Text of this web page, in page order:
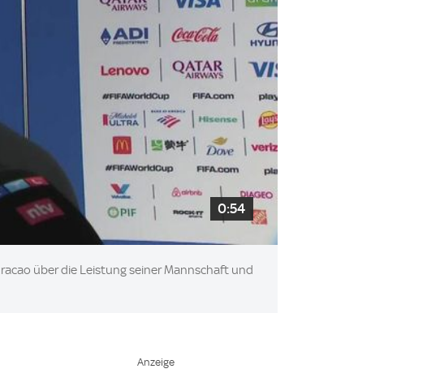
0:54
über die Leistung seiner Mannschaft und